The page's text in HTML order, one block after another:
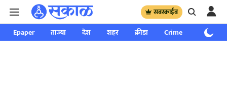
सबस्क्राईब
Epaper ताज्या देश शहर क्रीडा Crime साप्ताहिक